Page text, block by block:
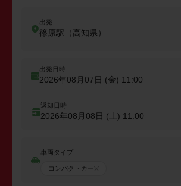
出発
篠原駅（高知県）
出発日時
2026年08月07日 (金) 11:00
返却日時
2026年08月08日 (土) 11:00
車両タイプ
コンパクトカー